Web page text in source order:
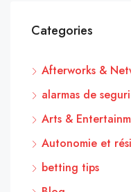
Categories
Afterworks &
alarmas de
Arts &
Autonomie et
betting tips